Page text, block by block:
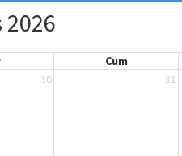
2026
Cum
30 31